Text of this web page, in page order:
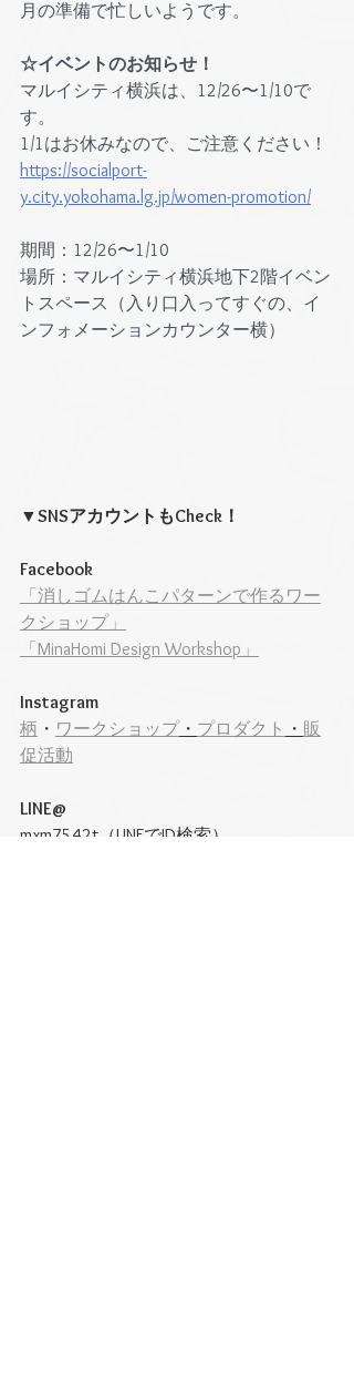
月の準備で忙しいようです。
☆イベントのお知らせ！
マルイシティ横浜は、12/26〜1/10で
す。
1/1はお休みなので、ご注意ください！
https://socialport-
y.city.yokohama.lg.jp/women-promotion/
期間：12/26〜1/10
場所：マルイシティ横浜地下2階イベン
トスペース（入り口入ってすぐの、イ
ンフォメーションカウンター横）
▼SNSアカウントもCheck！
Facebook
「消しゴムはんこパターンで作るワー
クショップ」
「MinaHomi Design Workshop」
Instagram
柄 ・ ワークショップ・ プロダクト ・ 販
促活動
LINE@
mxm7542t（LINEでID検索）